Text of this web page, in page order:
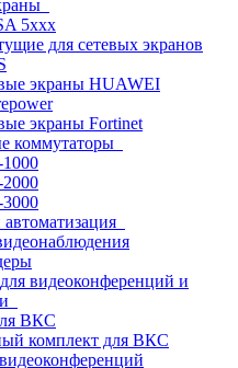
5xxx
для сетевых экранов
экраны HUAWEI
экраны Fortinet
коммутаторы
автоматизация
видеоконференций и
ВКС
комплект для ВКС